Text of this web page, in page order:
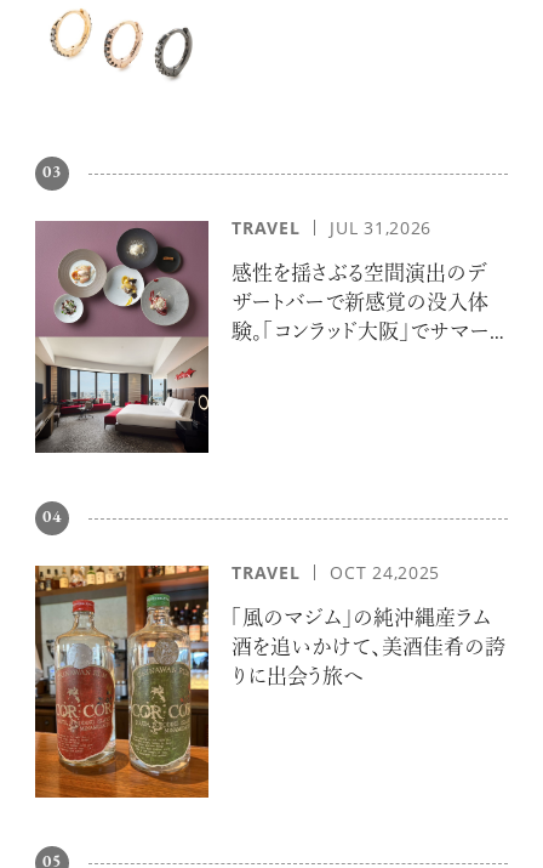
03
TRAVEL JUL 31,2026
感性を揺さぶる空間演出のデ
ザートバーで新感覚の没入体
験。「コンラッド大阪」でサマー
04
TRAVEL OCT 24,2025
「風のマジム」の純沖縄産ラム
酒を追いかけて、美酒佳肴の誇
りに出会う旅へ
05